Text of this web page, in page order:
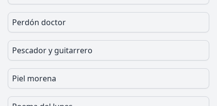
Perdón doctor
Pescador y guitarrero
Piel morena